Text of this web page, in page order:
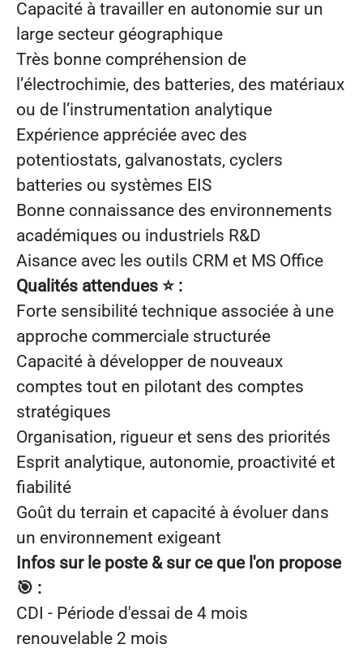
Capacité à travailler en autonomie sur un
large secteur géographique
Très bonne compréhension de
l’électrochimie, des batteries, des matériaux
ou de l’instrumentation analytique
Expérience appréciée avec des
potentiostats, galvanostats, cyclers
batteries ou systèmes EIS
Bonne connaissance des environnements
académiques ou industriels R&D
Aisance avec les outils CRM et MS Office
Qualités attendues ⭐ :
Forte sensibilité technique associée à une
approche commerciale structurée
Capacité à développer de nouveaux
comptes tout en pilotant des comptes
stratégiques
Organisation, rigueur et sens des priorités
Esprit analytique, autonomie, proactivité et
fiabilité
Goût du terrain et capacité à évoluer dans
un environnement exigeant
Infos sur le poste & sur ce que l'on propose
🎯 :
CDI - Période d'essai de 4 mois
renouvelable 2 mois